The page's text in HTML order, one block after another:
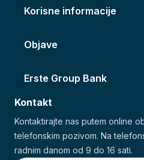
Korisne informacije
Objave
Erste Group Bank
Kontakt
Kontaktirajte nas putem online
telefonskim pozivom. Na
radnim danom od 9 do 16 sati.